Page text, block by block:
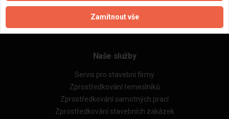
Obchodní podmínky (rozpočtování)
Reference
Naše excelové tabulky online
Naše služby
Servis pro stavební firmy
Zprostředkování řemeslníků
Zprostředkování samotných prací
Zprostředkování stavebních zakázek
Zamítnout vše